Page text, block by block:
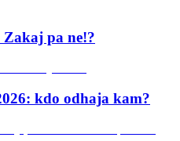
pa ne!?
kdo odhaja kam?